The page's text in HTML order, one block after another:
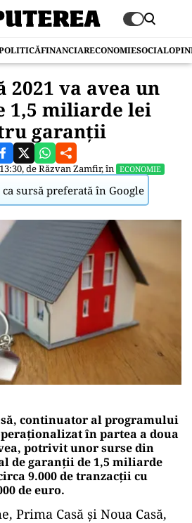
FINANCIARECONOMIESOCIAL
2021 va avea un
1,5 miliarde lei
garanții
deRăzvan Zamfir, în ECONOMIE
ca sursă preferată în Google
continuator al programului
în partea a doua
potrivit unor surse din
de garanții de 1,5 miliarde
9.000 de tranzacții cu
de euro.
Prima Casă și Noua Casă,